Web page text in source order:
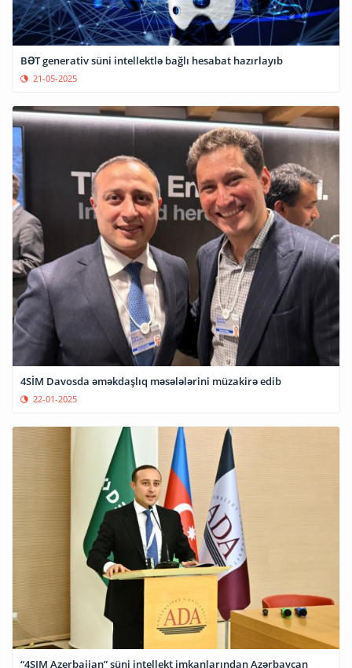
BƏT generativ süni intellektlə bağlı hesabat hazırlayıb
21-05-2025
4SİM Davosda əməkdaşlıq məsələlərini müzakirə edib
22-01-2025
“4SIM Azerbaijan” süni intellekt imkanlarından Azərbaycan